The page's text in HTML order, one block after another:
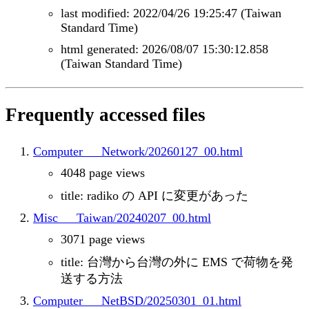
last modified: 2022/04/26 19:25:47 (Taiwan
Standard Time)
html generated: 2026/08/07 15:30:12.858
(Taiwan Standard Time)
Frequently accessed files
Computer___Network/20260127_00.html
4048 page views
title: radiko の API に変更があった
Misc___Taiwan/20240207_00.html
3071 page views
title: 台灣から台灣の外に EMS で荷物を発
送する方法
Computer___NetBSD/20250301_01.html